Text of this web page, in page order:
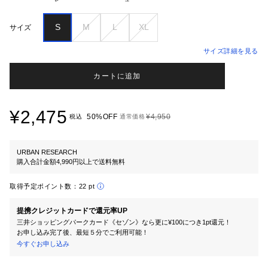
サイズ S M L XL
サイズ詳細を見る
カートに追加
¥2,475 税込 50%OFF 通常価格¥4,950
URBAN RESEARCH
購入合計金額4,990円以上で送料無料
取得予定ポイント数： 22 pt
提携クレジットカードで還元率UP
三井ショッピングパークカード《セゾン》なら更に¥100につき1pt還元！
お申し込み完了後、最短５分でご利用可能！
今すぐお申し込み